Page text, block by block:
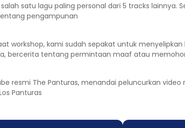
satu lagu paling personal dari 5 tracks lainnya.
pengampunan
workshop, kami sudah sepakat untuk
bercerita tentang permintaan maaf atau
resmi The Panturas, menandai peluncurkan video
Panturas